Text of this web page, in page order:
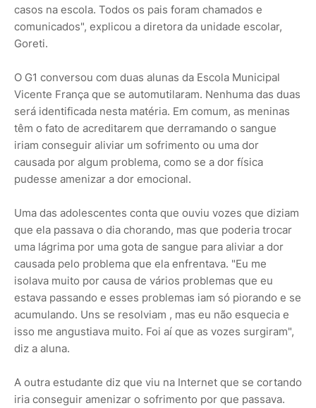
casos na escola. Todos os pais foram chamados e
comunicados", explicou a diretora da unidade escolar,
Goreti.
O G1 conversou com duas alunas da Escola Municipal
Vicente França que se automutilaram. Nenhuma das duas
será identificada nesta matéria. Em comum, as meninas
têm o fato de acreditarem que derramando o sangue
iriam conseguir aliviar um sofrimento ou uma dor
causada por algum problema, como se a dor física
pudesse amenizar a dor emocional.
Uma das adolescentes conta que ouviu vozes que diziam
que ela passava o dia chorando, mas que poderia trocar
uma lágrima por uma gota de sangue para aliviar a dor
causada pelo problema que ela enfrentava. "Eu me
isolava muito por causa de vários problemas que eu
estava passando e esses problemas iam só piorando e se
acumulando. Uns se resolviam , mas eu não esquecia e
isso me angustiava muito. Foi aí que as vozes surgiram",
diz a aluna.
A outra estudante diz que viu na Internet que se cortando
iria conseguir amenizar o sofrimento por que passava.